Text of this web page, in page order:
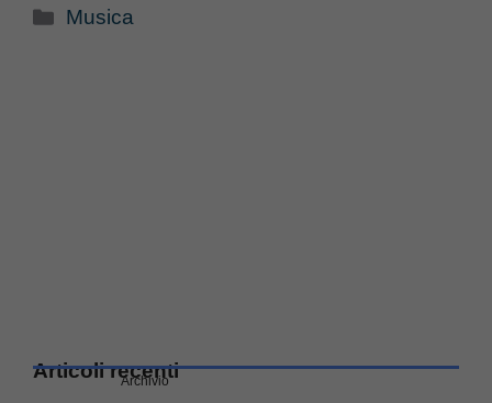
Categorie
Musica
Articoli recenti
Archivio